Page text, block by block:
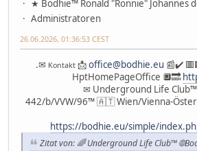
★ Bodhie™ Ronald "Ronnie" Johannes
Administratoren
26.06.2026, 01:36:53 CEST
.✉ Kontakt 📩office@bodhie.eu 📰✔️
HptHomePageOffice 🔲🔜
✉ Underground Life Club™
442/b/VVW/96™ 🇦🇹 Wien/Vienna-
https://bodhie.eu/simple/
Zitat von: 🌈 Underground Life Club™